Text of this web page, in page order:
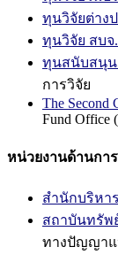
ทุนวิจัยต่าง
ทุนวิจัย สบจ.
ทุนสนับสนุน
การวิจัย
The Second
Fund Office
หน่วยงานด้านกา
สำนักบริหา
สถาบันทรัพ
ทางปัญญาแ